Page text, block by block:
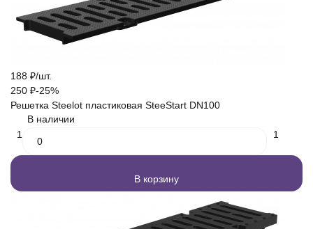
188 ₽/шт.
250 ₽-25%
Решетка Steelot пластиковая SteeStart DN100
В наличии
1
1
В корзину